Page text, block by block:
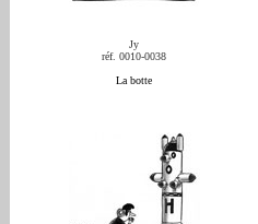
Jy
réf. 0010-0038
La botte